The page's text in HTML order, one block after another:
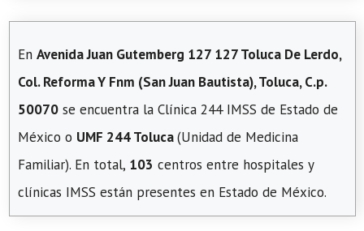
En Avenida Juan Gutemberg 127 127 Toluca De Lerdo,
Col. Reforma Y Fnm (San Juan Bautista), Toluca, C.p.
50070 se encuentra la Clínica 244 IMSS de Estado de
México o UMF 244 Toluca(Unidad de Medicina
Familiar). En total, 103 centros entre hospitales y
clínicas IMSS están presentes en Estado de México.